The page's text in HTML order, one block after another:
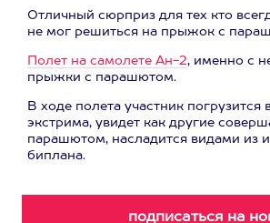
Отличный сюрприз для тех кто
не мог решиться на прыжок с
Полет на самолете Ан-2, именно с
прыжки с парашютом.
В ходе полета участник погрузится
экстрима, увидет как другие
парашютом, насладится видами из
биплана.